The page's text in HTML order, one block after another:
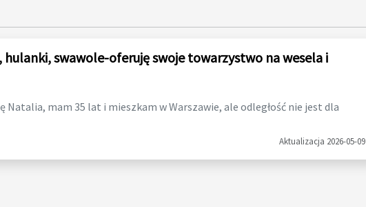
hulanki, swawole-oferuję swoje towarzystwo na wesela i
Natalia, mam 35 lat i mieszkam w Warszawie, ale odległość nie jest dla
Aktualizacja 2026-05-09